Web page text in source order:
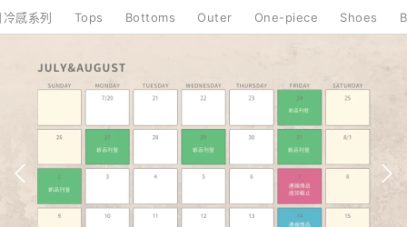
冷感系列 Tops Bottoms Outer One-piece Shoes